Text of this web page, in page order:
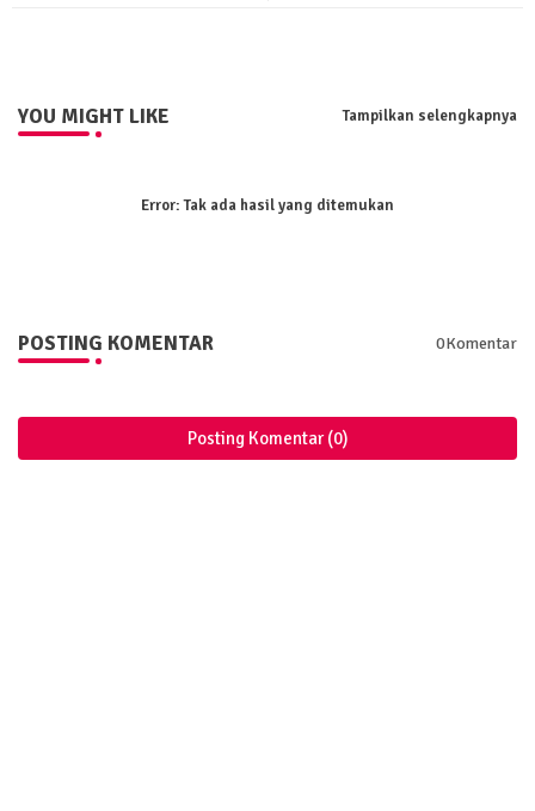
YOU MIGHT LIKE Tampilkan selengkapnya
Error:Tak ada hasil yang ditemukan
POSTING KOMENTAR 0Komentar
Posting Komentar (0)